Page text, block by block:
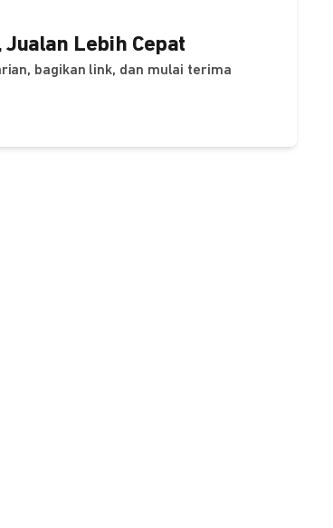
Lebih Cepat
bagikan link, dan mulai terima